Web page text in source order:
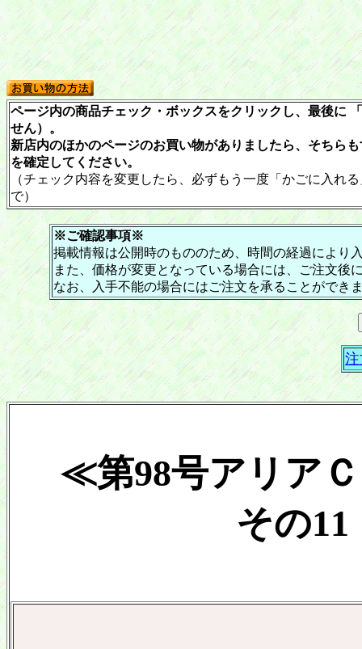
ページ内の商品チェック・ボックスをクリックし、最後に
せん）。
新店内のほかのページのお買い物がありましたら、そちら
を確定してください。
（チェック内容を変更したら、必ずもう一度「かごに入れ
で）
※ご確認事項※
掲載情報は公開時のもののため、時間の経過により
また、価格が変更となっている場合には、ご注文後
なお、入手不能の場合にはご注文を承ることができ
≪第98号アリア
その